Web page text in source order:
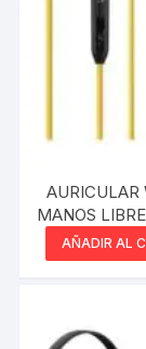
AURICULAR
MANOS
VARIOS
AÑADIR AL